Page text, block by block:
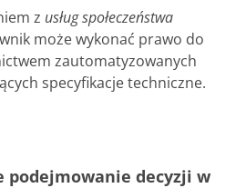
z usług społeczeństwa
może wykonać prawo do
zautomatyzowanych
specyfikacje techniczne.
podejmowanie decyzji w